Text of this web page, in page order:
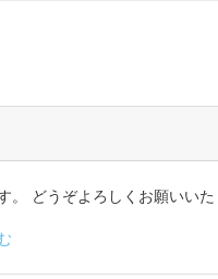
。 どうぞよろしくお願いい